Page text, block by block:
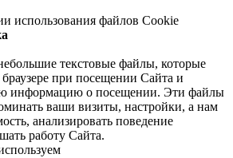
использования файлов Cookie
текстовые файлы, которые
при посещении Сайта и
информацию о посещении. Эти файлы
ваши визиты, настройки, а нам
анализировать поведение
работу Сайта.